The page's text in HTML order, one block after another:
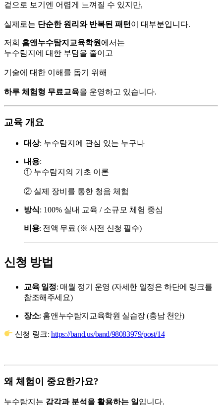
겉으로 보기엔 어렵게 느껴질 수 있지만,
실제로는 단순한 원리와 반복된 패턴이 대부분입니다.
저희 홈앤누수탐지교육학원에서는
누수탐지에 대한 부담을 줄이고
기술에 대한 이해를 돕기 위해
하루 체험형 무료교육을 운영하고 있습니다.
교육 개요
대상: 누수탐지에 관심 있는 누구나
내용:
① 누수탐지의 기초 이론
② 실제 장비를 통한 청음 체험
방식: 100% 실내 교육 / 소규모 체험 중심
비용: 전액 무료 (※ 사전 신청 필수)
신청 방법
교육 일정: 매월 정기
운영 (자세한 일정은 하단에 링크를
참조해주세요)
장소: 홈앤누수탐지교육학원 실습장 (충남 천안)
신청 링크:https://band.us/band/98083979/post/14
왜 체험이 중요한가요?
누수탐지는 감각과 분석을 활용하는 일 입니다.